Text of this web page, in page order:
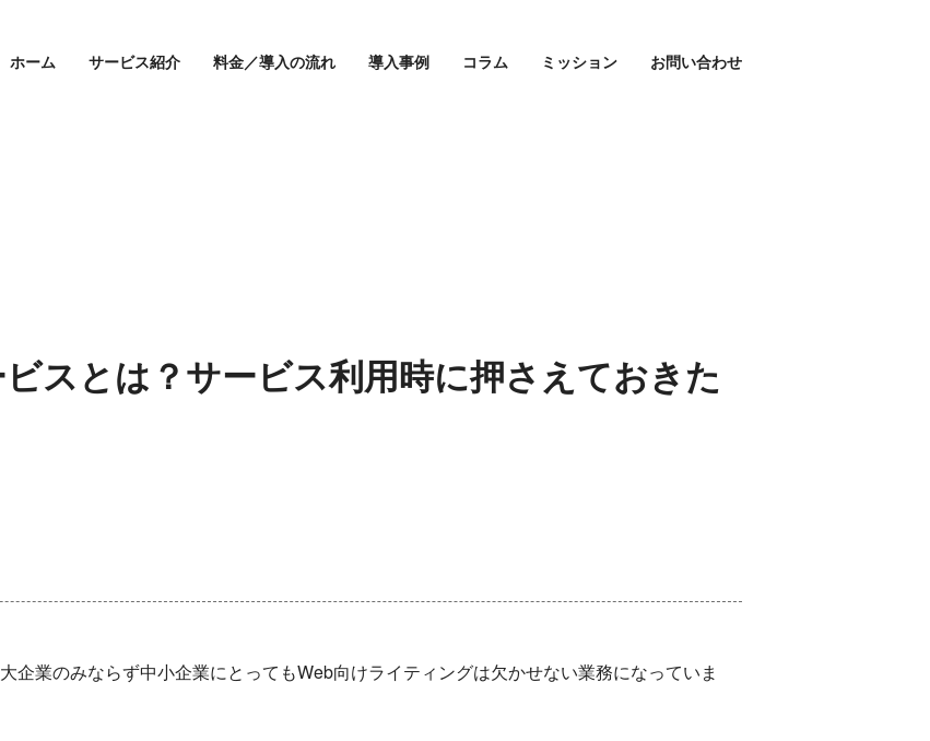
ホーム サービス紹介 料金／導入の流れ 導入事例 コラム ミッション お問い合わせ
スとは？サービス利用時に押さえておきた
企業のみならず中小企業にとってもWeb向けライティングは欠かせない業務になっていま